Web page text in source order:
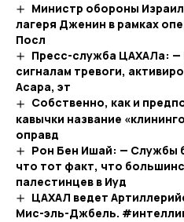
Министр обороны
лагеря Дженин в рамках
Посл
Пресс-служба ЦАХАЛа: —
сигналам тревоги,
Асара, эт
Собственно, как и
кавычки название
оправд
Рон Бен Ишай: — Службы
что тот факт, что
палестинцев в Иуд
ЦАХАЛ ведет
Мис-эль-Джбель.